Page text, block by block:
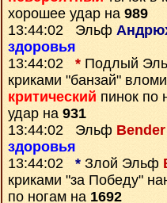
хорошее удар на 989
13:44:02 Эльф
здоровья
13:44:02 * Подлый
криками "банзай"
критический пинок по
удар на 931
13:44:02 Эльф
здоровья
13:44:02 * Злой Эльф
криками "за Победу"
по ногам на 1692